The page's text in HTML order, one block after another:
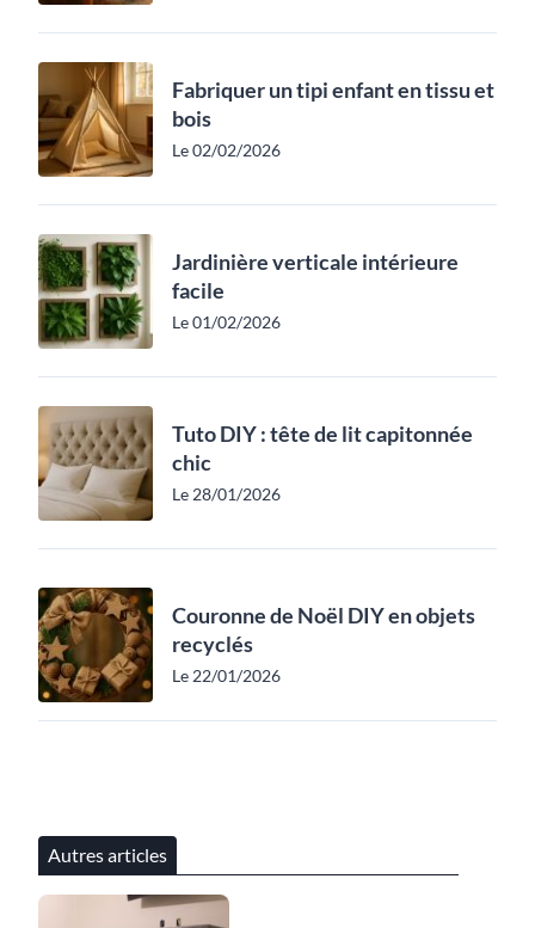
Fabriquer un tipi enfant en tissu et
bois
Le 02/02/2026
Jardinière verticale intérieure
facile
Le 01/02/2026
Tuto DIY : tête de lit capitonnée
chic
Le 28/01/2026
Couronne de Noël DIY en objets
recyclés
Le 22/01/2026
Autres articles